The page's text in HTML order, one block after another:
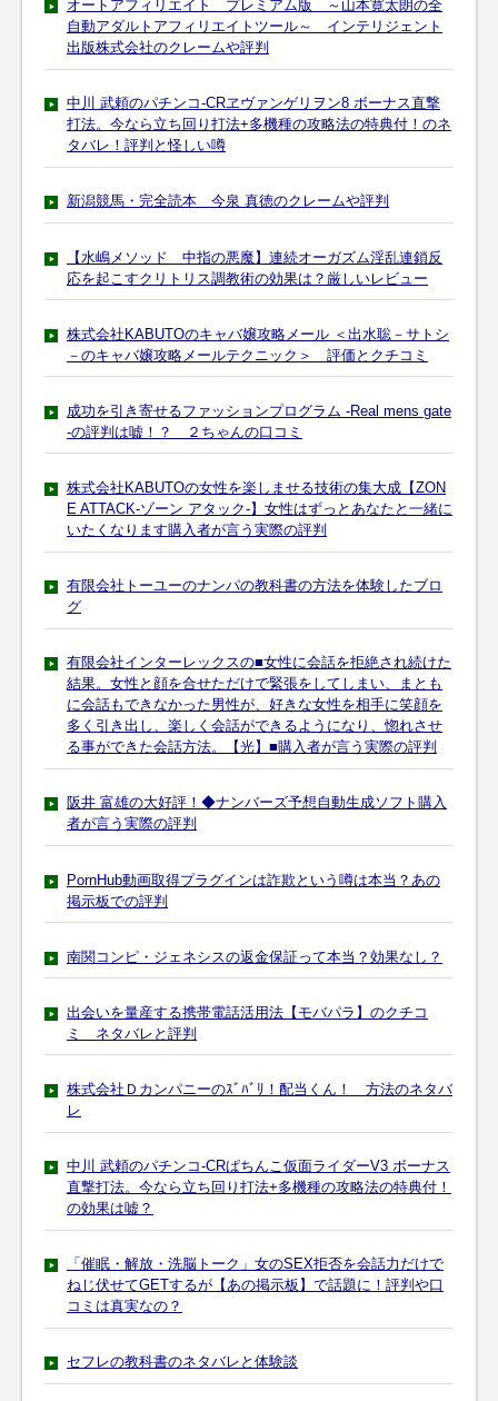
オートアフィリエイト プレミアム版 ～山本寛太朗の全
自動アダルトアフィリエイトツール～ インテリジェント
出版株式会社のクレームや評判
中川 武頼のパチンコ-CRヱヴァンゲリヲン8 ボーナス直撃
打法。今なら立ち回り打法+多機種の攻略法の特典付！のネ
タバレ！評判と怪しい噂
新潟競馬・完全読本 今泉 真徳のクレームや評判
【水嶋メソッド 中指の悪魔】連続オーガズム淫乱連鎖反
応を起こすクリトリス調教術の効果は？厳しいレビュー
株式会社KABUTOのキャバ嬢攻略メール ＜出水聡－サトシ
－のキャバ嬢攻略メールテクニック＞ 評価とクチコミ
成功を引き寄せるファッションプログラム -Real mens gate
-の評判は嘘！？ ２ちゃんの口コミ
株式会社KABUTOの女性を楽しませる技術の集大成【ZON
E ATTACK-ゾーン アタック-】女性はずっとあなたと一緒に
いたくなります購入者が言う実際の評判
有限会社トーユーのナンパの教科書の方法を体験したブロ
グ
有限会社インターレックスの■女性に会話を拒絶され続けた
結果。女性と顔を合せただけで緊張をしてしまい、まとも
に会話もできなかった男性が、好きな女性を相手に笑顔を
多く引き出し、楽しく会話ができるようになり、惚れさせ
る事ができた会話方法。【光】■購入者が言う実際の評判
阪井 富雄の大好評！◆ナンバーズ予想自動生成ソフト購入
者が言う実際の評判
PornHub動画取得プラグインは詐欺という噂は本当？あの
掲示板での評判
南関コンピ・ジェネシスの返金保証って本当？効果なし？
出会いを量産する携帯電話活用法【モバパラ】のクチコ
ミ ネタバレと評判
株式会社Ｄカンパニーのｽﾞﾊﾞﾘ！配当くん！ 方法のネタバ
レ
中川 武頼のパチンコ-CRぱちんこ仮面ライダーV3 ボーナス
直撃打法。今なら立ち回り打法+多機種の攻略法の特典付！
の効果は嘘？
「催眠・解放・洗脳トーク」女のSEX拒否を会話力だけで
ねじ伏せてGETするが【あの掲示板】で話題に！評判や口
コミは真実なの？
セフレの教科書のネタバレと体験談